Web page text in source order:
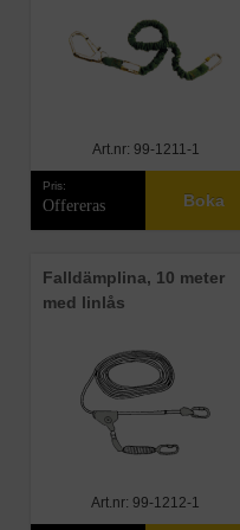
Art.nr: 99-1211-1
Pris:
Offereras Boka
Falldämplina, 10 meter
med linlås
Art.nr: 99-1212-1